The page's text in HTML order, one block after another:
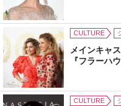
CULTURE
メインキャ
『フラーハ
CULTURE